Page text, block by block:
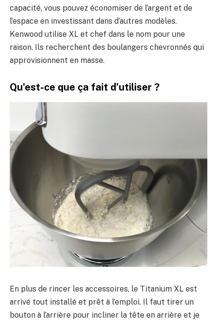
capacité, vous pouvez économiser de l’argent et de
l’espace en investissant dans d’autres modèles.
Kenwood utilise XL et chef dans le nom pour une
raison. Ils recherchent des boulangers chevronnés qui
approvisionnent en masse.
Qu’est-ce que ça fait d’utiliser ?
En plus de rincer les accessoires, le Titanium XL est
arrivé tout installé et prêt à l’emploi. Il faut tirer un
bouton à l’arrière pour incliner la tête en arrière et je